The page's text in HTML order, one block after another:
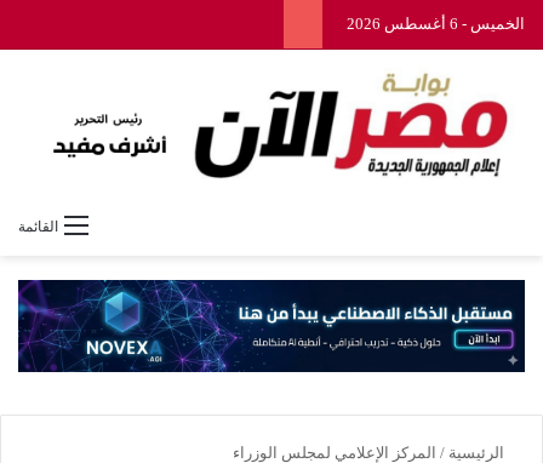
الخميس - 6 أغسطس 2026
القائمة
الرئيسية / المركز الإعلامي لمجلس الوزراء